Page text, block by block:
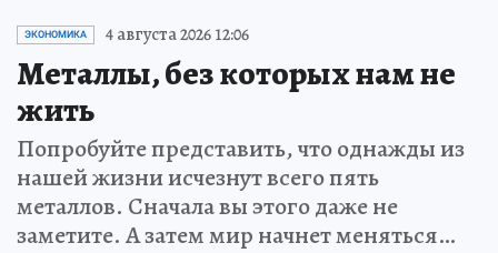
ЭКОНОМИКА 4 августа 2026 12:06
Металлы, без которых нам не
жить
Попробуйте представить, что однажды из
нашей жизни исчезнут всего пять
металлов. Сначала вы этого даже не
заметите. А затем мир начнет меняться…